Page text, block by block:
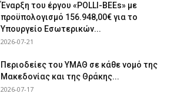
Έναρξη του έργου «POLLI-BEEs» με
προϋπολογισμό 156.948,00€ για το
Υπουργείο Εσωτερικών...
2026-07-21
Περιοδείες του ΥΜΑΘ σε κάθε νομό της
Μακεδονίας και της Θράκης...
2026-07-17